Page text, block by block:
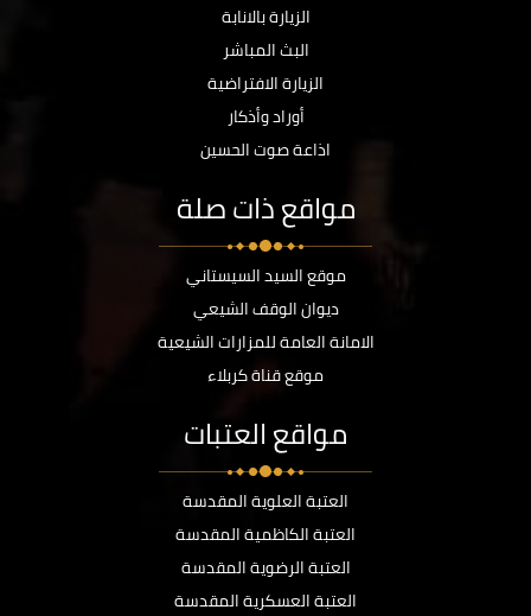
الزيارة بالانابة
البث المباشر
الزيارة الافتراضية
أوراد وأذكار
اذاعة صوت الحسين
مواقع ذات صلة
موقع السيد السيستاني
ديوان الوقف الشيعي
الامانة العامة للمزارات الشيعية
موقع قناة كربلاء
مواقع العتبات
العتبة العلوية المقدسة
العتبة الكاظمية المقدسة
العتبة الرضوية المقدسة
العتبة العسكرية المقدسة